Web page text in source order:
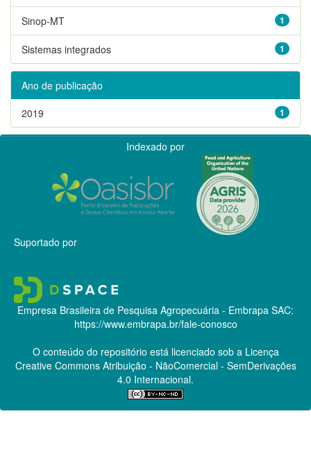
1
Sinop-MT
1
Sistemas integrados
Ano de publicação
1
2019
Indexado por
Suportado por
Empresa Brasileira de Pesquisa Agropecuária - Embrapa SAC:
https://www.embrapa.br/fale-conosco
O conteúdo do repositório está licenciado sob a Licença
Creative CommonsAtribuição - NãoComercial - SemDerivações
4.0 Internacional.